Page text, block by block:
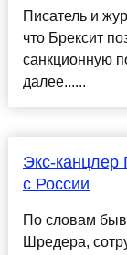
Писатель и
что Брексит
санкционную
далее......
Экс-канцлер
с России
По словам
Шредера,